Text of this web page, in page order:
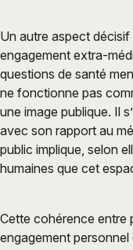
Un autre aspect
engagement extra-
questions de santé
ne fonctionne pas
une image publique. Il
avec son rapport au
public implique, selon
humaines que cet
Cette cohérence entre
engagement